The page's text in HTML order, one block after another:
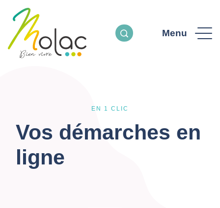
Menu
EN 1 CLIC
Vos démarches en
ligne